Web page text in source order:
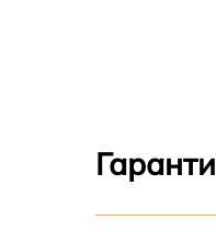
Ремонт
Envelope
Замена